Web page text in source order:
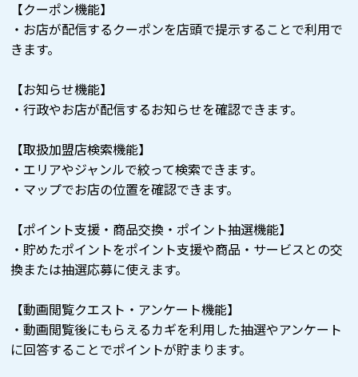
【クーポン機能】
・お店が配信するクーポンを店頭で提示することで利用で
きます。
【お知らせ機能】
・行政やお店が配信するお知らせを確認できます。
【取扱加盟店検索機能】
・エリアやジャンルで絞って検索できます。
・マップでお店の位置を確認できます。
【ポイント支援・商品交換・ポイント抽選機能】
・貯めたポイントをポイント支援や商品・サービスとの交
換または抽選応募に使えます。
【動画閲覧クエスト・アンケート機能】
・動画閲覧後にもらえるカギを利用した抽選やアンケート
に回答することでポイントが貯まります。